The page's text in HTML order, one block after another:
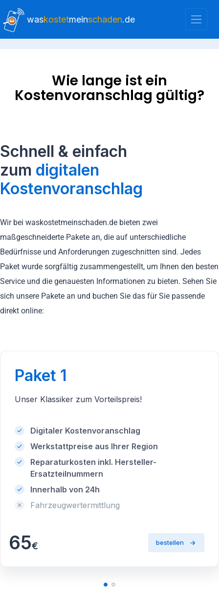
waskostetmeinschaden.de
Wie lange ist ein
Kostenvoranschlag gültig?
Schnell & einfach
zum digitalen
Kostenvoranschlag
Wir bei waskostetmeinschaden.de bieten zwei
maßgeschneiderte Pakete an, die auf unterschiedliche
Bedürfnisse und Anforderungen zugeschnitten sind. Jedes
Paket wurde sorgfältig zusammengestellt, um Ihnen den besten
Service und die genauesten Informationen zu bieten. Sehen Sie
sich unsere Pakete an und buchen Sie das für Sie passende
direkt online:
Paket 1
Unser Klassiker zum Vorteilspreis!
Digitaler Kostenvoranschlag
Werkstattpreise aus Ihrer Region
Reparaturkosten inkl. Hersteller-
Ersatzteilnummern
Innerhalb von 24h
Fahrzeugwertermittlung
65€ bestellen